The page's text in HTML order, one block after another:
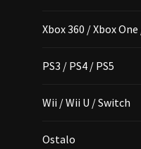
Xbox 360 / Xbox One
PS3 / PS4 / PS5
Wii / Wii U / Switch
Ostalo